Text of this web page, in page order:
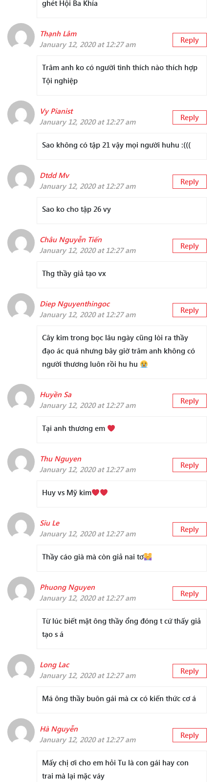
ghét Hội Ba Khía
Thạnh Lâm
January 12, 2020 at 12:27 am
Reply
Trâm anh ko có người tình thích nào thích hợp
Tội nghiệp
Vy Pianist
January 12, 2020 at 12:27 am
Reply
Sao không có tập 21 vậy mọi người huhu :(((
Dtdd Mv
January 12, 2020 at 12:27 am
Reply
Sao ko cho tập 26 vy
Châu Nguyễn Tiến
January 12, 2020 at 12:27 am
Reply
Thg thầy giả tạo vx
Diep Nguyenthingoc
January 12, 2020 at 12:27 am
Reply
Cây kim trong bọc lâu ngày cũng lòi ra thầy
đạo ác quá nhưng bây giờ trâm anh không có
người thương luôn rồi hu hu
Huyền Sa
January 12, 2020 at 12:27 am
Reply
Tại anh thương em
Thu Nguyen
January 12, 2020 at 12:27 am
Reply
Huy vs Mỹ kim
Siu Le
January 12, 2020 at 12:27 am
Reply
Thầy cáo già mà còn giả nai tơ
Phuong Nguyen
January 12, 2020 at 12:27 am
Reply
Từ lúc biết mặt ông thầy ổng đóng t cứ thấy giả
tạo s á
Long Lac
January 12, 2020 at 12:27 am
Reply
Má ông thầy buôn gái mà cx có kiến thức cơ á
Hà Nguyễn
January 12, 2020 at 12:27 am
Reply
Mấy chị ơi cho em hỏi Tu là con gái hay con
trai mà lại mặc váy